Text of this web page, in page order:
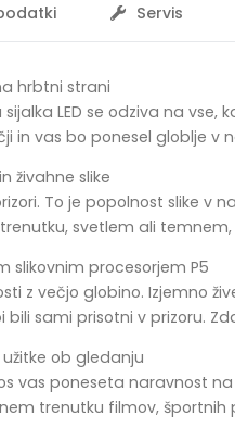
Servis
hrbtni strani
LED se odziva na
in vas bo ponesel globlje v
živahne slike
To je popolnost slike v
trenutku, svetlem ali
slikovnim procesorjem P5
z večjo globino. Izjemno
sami prisotni v prizoru.
ob gledanju
vas poneseta naravnost
trenutku filmov,